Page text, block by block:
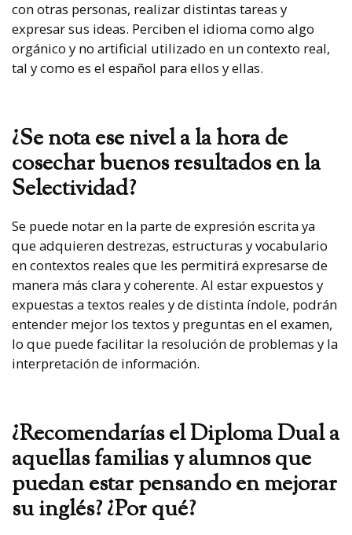
con otras personas, realizar distintas tareas y
expresar sus ideas. Perciben el idioma como algo
orgánico y no artificial utilizado en un contexto real,
tal y como es el español para ellos y ellas.
¿Se nota ese nivel a la hora de
cosechar buenos resultados en la
Selectividad?
Se puede notar en la parte de expresión escrita ya
que adquieren destrezas, estructuras y vocabulario
en contextos reales que les permitirá expresarse de
manera más clara y coherente. Al estar expuestos y
expuestas a textos reales y de distinta índole, podrán
entender mejor los textos y preguntas en el examen,
lo que puede facilitar la resolución de problemas y la
interpretación de información.
¿Recomendarías el Diploma Dual a
aquellas familias y alumnos que
puedan estar pensando en mejorar
su inglés? ¿Por qué?